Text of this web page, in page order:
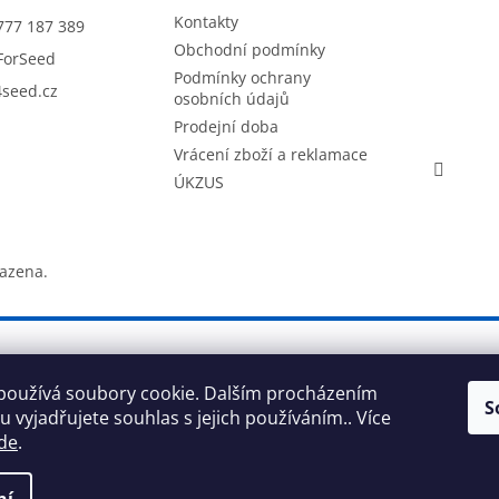
soubory cookie. Dalším procházením
vyjadřujete souhlas s jejich používáním.. Více
.
187 389
Kontakty
Obchodní podmínky
Podmínky ochrany
osobních údajů
Prodejní doba
Vrácení zboží a reklamace
ÚKZUS